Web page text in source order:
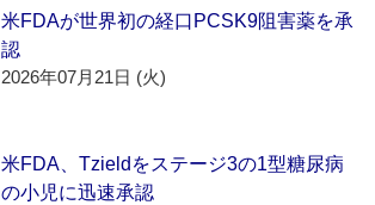
米FDAが世界初の経口PCSK9阻害薬を承
認
2026年07月21日 (火)
米FDA、Tzieldをステージ3の1型糖尿病
の小児に迅速承認